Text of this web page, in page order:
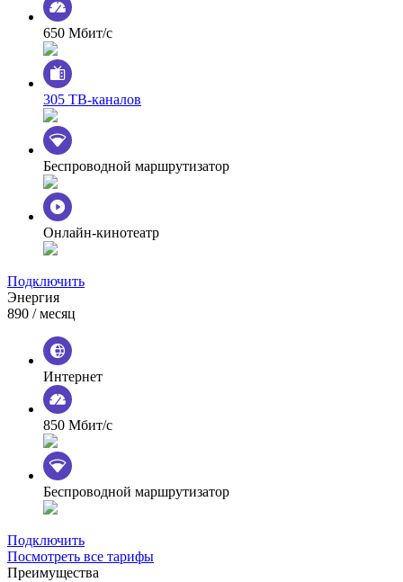
650 Мбит/с
305 ТВ-каналов
Беспроводной маршрутизатор
Онлайн-кинотеатр
Подключить
Энергия
890 / месяц
Интернет
850 Мбит/с
Беспроводной маршрутизатор
Подключить
Посмотреть все тарифы
Преимущества